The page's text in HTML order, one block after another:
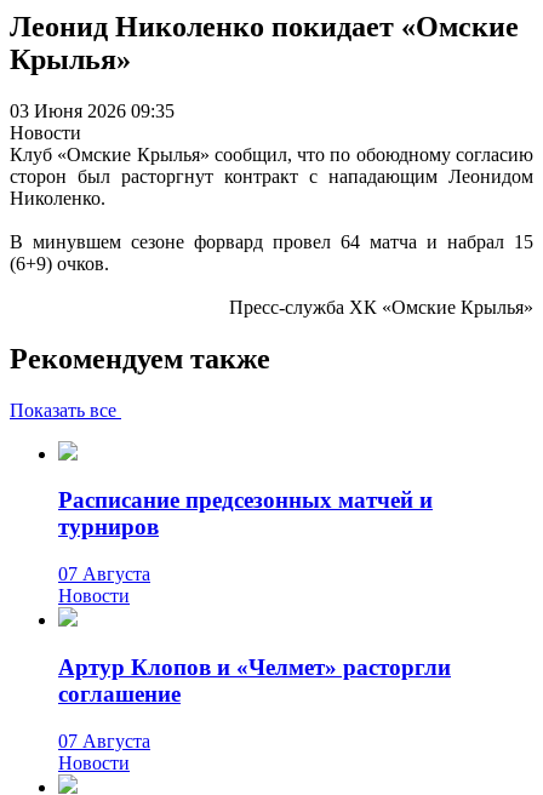
Леонид Николенко покидает «Омские
Крылья»
03 Июня 2026 09:35
Новости
Клуб «Омские Крылья» сообщил, что по обоюдному согласию
сторон был расторгнут контракт с нападающим Леонидом
Николенко.
В минувшем сезоне форвард провел 64 матча и набрал 15
(6+9) очков.
Пресс-служба ХК «Омские Крылья»
Рекомендуем также
Показать все
Расписание предсезонных матчей и
турниров
07 Августа
Новости
Артур Клопов и «Челмет» расторгли
соглашение
07 Августа
Новости